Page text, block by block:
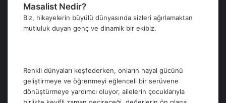
Masalist Nedir?
Biz, hikayelerin büyülü dünyasında sizleri ağırlamaktan
mutluluk duyan genç ve dinamik bir ekibiz.
Renkli dünyaları keşfederken, onların hayal gücünü
geliştirmeye ve öğrenmeyi eğlenceli bir serüvene
dönüştürmeye yardımcı oluyor, ailelerin çocuklarıyla